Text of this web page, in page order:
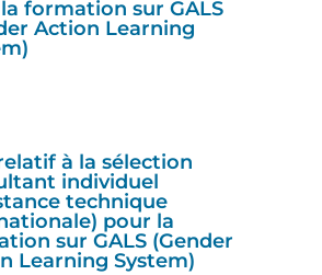
formation sur GALS
Action Learning
à la sélection
individuel
technique
pour la
sur GALS (Gender
Learning System)